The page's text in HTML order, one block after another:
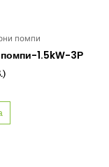
помпи
помпи-1.5kW-3Р